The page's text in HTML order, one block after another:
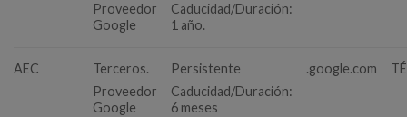
Proveedor
Google
Caducidad/Duración:
1 año.
AEC
Terceros.
Proveedor
Google
Persistente
Caducidad/Duración:
6 meses
.google.com